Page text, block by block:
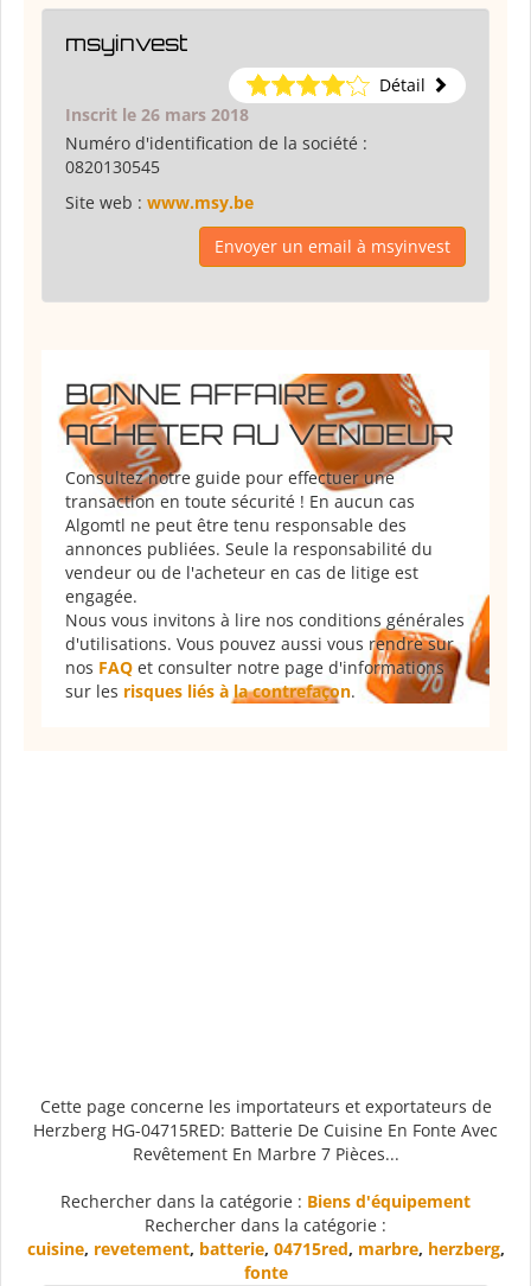
msyinvest
Détail
Inscrit le 26 mars 2018
Numéro d'identification de la société :
0820130545
Site web : www.msy.be
Envoyer un email à msyinvest
BONNE AFFAIRE :
ACHETER AU VENDEUR
Consultez notre guide pour effectuer une
transaction en toute sécurité ! En aucun cas
Algomtl ne peut être tenu responsable des
annonces publiées. Seule la responsabilité du
vendeur ou de l'acheteur en cas de litige est
engagée.
Nous vous invitons à lire nos conditions générales
d'utilisations. Vous pouvez aussi vous rendre sur
nos FAQ et consulter notre page d'informations
sur les risques liés à la contrefaçon.
Cette page concerne les importateurs et exportateurs de
Herzberg HG-04715RED: Batterie De Cuisine En Fonte Avec
Revêtement En Marbre 7 Pièces...
Rechercher dans la catégorie : Biens d'équipement
Rechercher dans la catégorie :
cuisine, revetement, batterie, 04715red, marbre, herzberg,
fonte